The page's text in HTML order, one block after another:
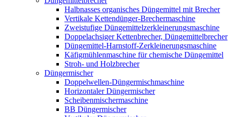
Halbnasses organisches Düngemittel mit Brecher
Vertikale Kettendünger-Brechermaschine
Zweistufige Düngemittelzerkleinerungsmaschine
Doppelachsiger Kettenbrecher, Düngemittelbrecher
Düngemittel-Harnstoff-Zerkleinerungsmaschine
Käfigmühlenmaschine für chemische Düngemittel
Stroh- und Holzbrecher
Düngermischer
Doppelwellen-Düngermischmaschine
Horizontaler Düngermischer
Scheibenmischermaschine
BB Düngermischer